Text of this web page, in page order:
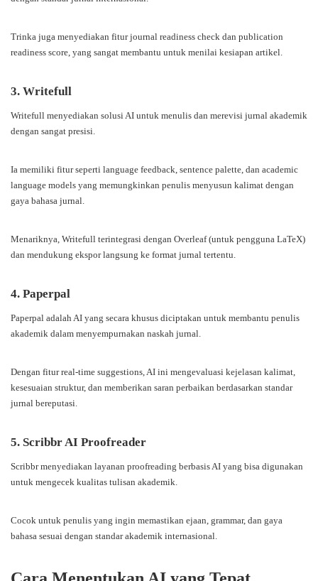
Trinka juga menyediakan fitur journal readiness check dan publication
readiness score, yang sangat membantu untuk menilai kesiapan artikel.
3. Writefull
Writefull menyediakan solusi AI untuk menulis dan merevisi jurnal akademik
dengan sangat presisi.
Ia memiliki fitur seperti language feedback, sentence palette, dan academic
language models yang memungkinkan penulis menyusun kalimat dengan
gaya bahasa jurnal.
Menariknya, Writefull terintegrasi dengan Overleaf (untuk pengguna LaTeX)
dan mendukung ekspor langsung ke format jurnal tertentu.
4. Paperpal
Paperpal adalah AI yang secara khusus diciptakan untuk membantu penulis
akademik dalam menyempurnakan naskah jurnal.
Dengan fitur real-time suggestions, AI ini mengevaluasi kejelasan kalimat,
kesesuaian struktur, dan memberikan saran perbaikan berdasarkan standar
jurnal bereputasi.
5. Scribbr AI Proofreader
Scribbr menyediakan layanan proofreading berbasis AI yang bisa digunakan
untuk mengecek kualitas tulisan akademik.
Cocok untuk penulis yang ingin memastikan ejaan, grammar, dan gaya
bahasa sesuai dengan standar akademik internasional.